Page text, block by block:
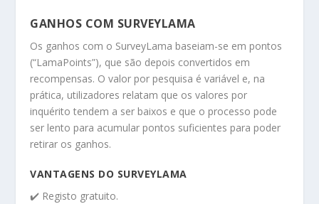
GANHOS COM SURVEYLAMA
Os ganhos com o SurveyLama baseiam-se em pontos
(“LamaPoints”), que são depois convertidos em
recompensas. O valor por pesquisa é variável e, na
prática, utilizadores relatam que os valores por
inquérito tendem a ser baixos e que o processo pode
ser lento para acumular pontos suficientes para poder
retirar os ganhos.
VANTAGENS DO SURVEYLAMA
✔️ Registo gratuito.